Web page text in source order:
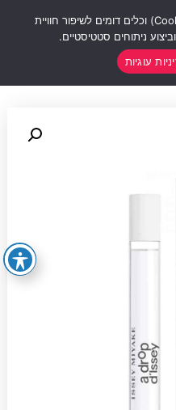
באתר נעשה שימוש בעוגיות (Cookies) וכלים דומים לשיפור חוויית
ניתוחים סטטיסטיים.
עוגיות